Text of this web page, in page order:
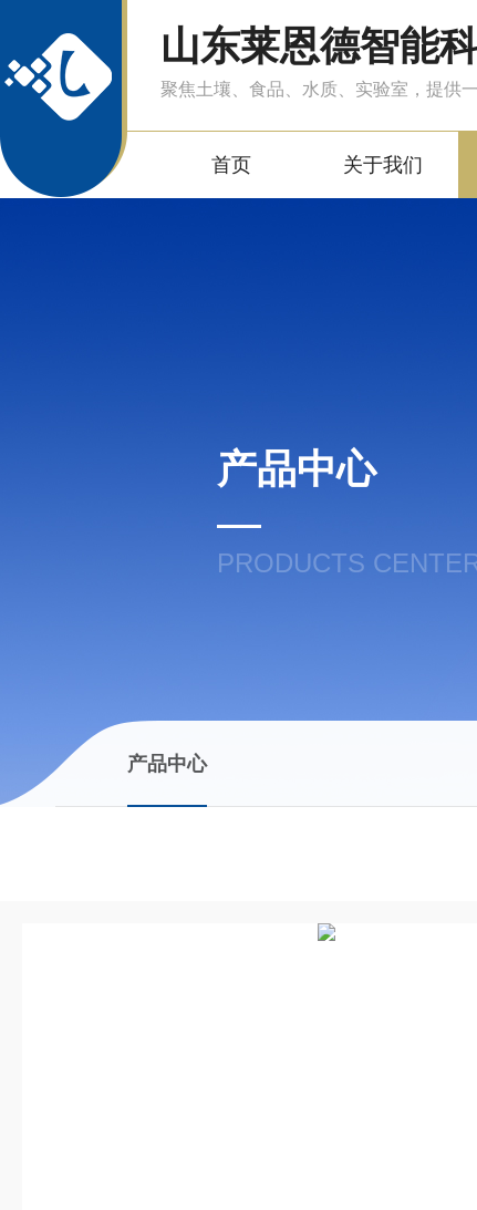
山东莱恩德智能
聚焦土壤、食品、水质、实验室，提供
首页 关于我们
产品中心
PRODUCTS
产品中心